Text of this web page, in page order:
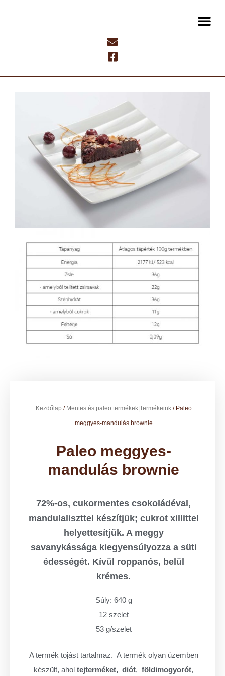
Kezdőlap / Mentes és paleo termékek|Termékeink/ Paleo
meggyes-mandulás brownie
Paleo meggyes-
mandulás brownie
72%-os, cukormentes csokoládéval,
mandulaliszttel készítjük; cukrot xillittel
helyettesítjük. A meggy
savanykássága kiegyensúlyozza a süti
édességét. Kívül roppanós, belül
krémes.
Súly: 640 g
12 szelet
53 g/szelet
A termék tojást tartalmaz. A termék olyan üzemben
készült, ahol tejterméket, diót, földimogyorót,